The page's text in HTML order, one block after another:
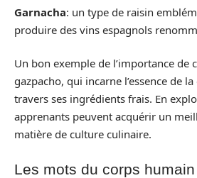
Garnacha: un type de raisin
produire des vins espagnols
Un bon exemple de l’importance de
gazpacho, qui incarne l’essence de
travers ses ingrédients frais. En
apprenants peuvent acquérir un
matière de culture culinaire.
Les mots du corps